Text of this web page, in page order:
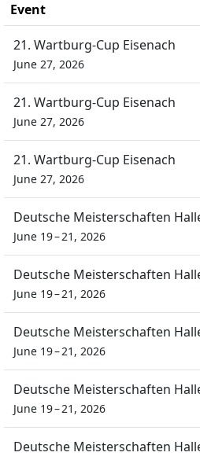
Event
21. Wartburg-Cup Eisenach
June 27, 2026
21. Wartburg-Cup Eisenach
June 27, 2026
21. Wartburg-Cup Eisenach
June 27, 2026
Deutsche Meisterschaften
June 19 – 21, 2026
Deutsche Meisterschaften
June 19 – 21, 2026
Deutsche Meisterschaften
June 19 – 21, 2026
Deutsche Meisterschaften
June 19 – 21, 2026
Deutsche Meisterschaften